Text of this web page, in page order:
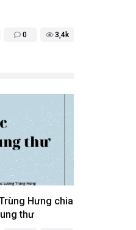
0 3,4k
Hưng chia
thư